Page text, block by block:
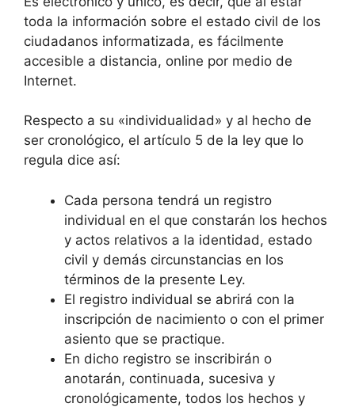
toda la información sobre el estado civil de los
ciudadanos informatizada, es fácilmente
accesible a distancia, online por medio de
Internet.
Respecto a su «individualidad» y al hecho de
ser cronológico, el artículo 5 de la ley que lo
regula dice así:
Cada persona tendrá un registro
individual en el que constarán los hechos
y actos relativos a la identidad, estado
civil y demás circunstancias en los
términos de la presente Ley.
El registro individual se abrirá con la
inscripción de nacimiento o con el primer
asiento que se practique.
En dicho registro se inscribirán o
anotarán, continuada, sucesiva y
cronológicamente, todos los hechos y